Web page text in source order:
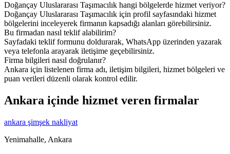
Doğançay Uluslararası Taşımacılık hangi bölgelerde hizmet veriyor?
Doğançay Uluslararası Taşımacılık için profil sayfasındaki hizmet
bölgelerini inceleyerek firmanın kapsadığı alanları görebilirsiniz.
Bu firmadan nasıl teklif alabilirim?
Sayfadaki teklif formunu doldurarak, WhatsApp üzerinden yazarak
veya telefonla arayarak iletişime geçebilirsiniz.
Firma bilgileri nasıl doğrulanır?
Ankara için listelenen firma adı, iletişim bilgileri, hizmet bölgeleri ve
puan verileri düzenli olarak kontrol edilir.
Ankara içinde hizmet veren firmalar
ankara şimşek nakliyat
Yenimahalle, Ankara